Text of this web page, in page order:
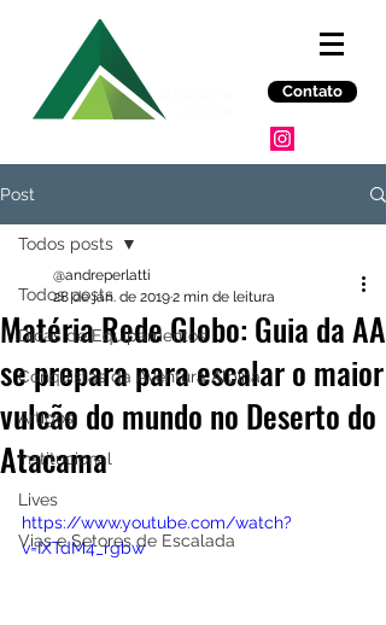
Contato
Post
Todos posts
Dicas de Equipamentos
Conquistas da Aventura Alpina
Artigos
Institucional
Lives
Vias e Setores de Escalada
Todos posts
Matéria Rede Globo: Guia da AA
se prepara para escalar o maior
vulcão do mundo no Deserto do
Atacama
@andreperlatti
28 de jan. de 20192 min de leitura
https://www.youtube.com/watch?
v=IXTdM4_rgbw